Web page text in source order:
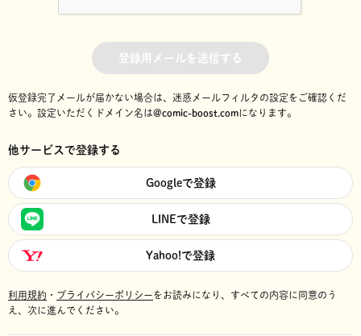
登録用メールを送信する
仮登録完了メールが届かない場合は、迷惑メールフィルタの設定をご確認くだ
さい。 設定いただくドメイン名は@comic-boost.comになります。
他サービスで登録する
Googleで登録
LINEで登録
Yahoo!で登録
利用規約 ・ プライバシーポリシーをお読みになり、 すべての内容に同意のう
え、次に進んでください。